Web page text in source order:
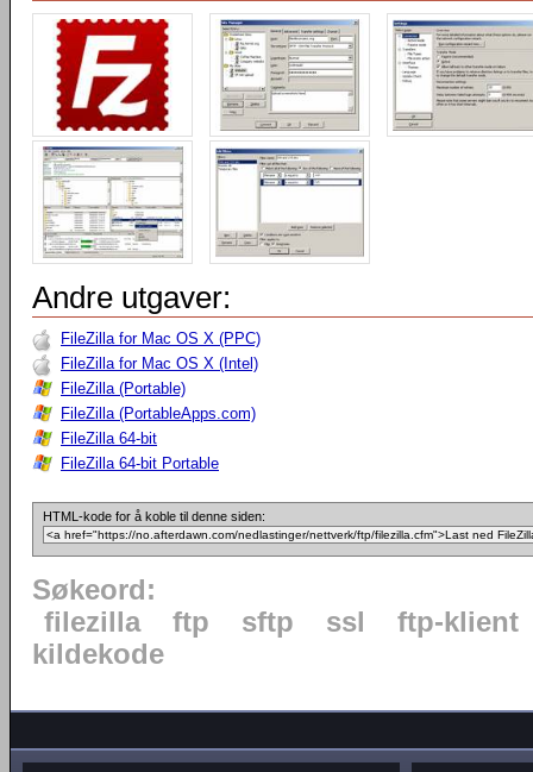
Andre utgaver:
FileZilla for Mac OS X (PPC)
FileZilla for Mac OS X (Intel)
FileZilla (Portable)
FileZilla (PortableApps.com)
FileZilla 64-bit
FileZilla 64-bit Portable
HTML-kode for å koble til denne siden:
Søkeord:
filezilla
ftp sftp ssl
ftp-klient
kildekode